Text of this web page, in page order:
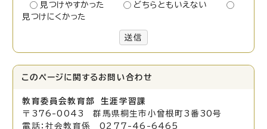
見つけやすかった
どちらともいえない
見つけにくかった
送信
このページに関する お問い合わせ
教育委員会教育部 生涯学習課
〒376-0043 群馬県桐生市小曾根町3番30号
電話：社会教育係 0277-46-6465